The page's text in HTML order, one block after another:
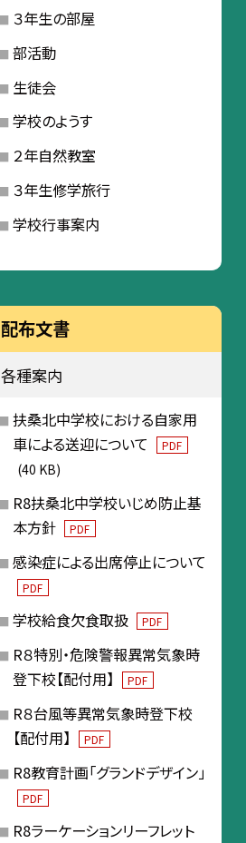
３年生の部屋
部活動
生徒会
学校のようす
２年自然教室
３年生修学旅行
学校行事案内
配布文書
各種案内
扶桑北中学校における自家用
車による送迎について
PDF
(40 KB)
R8扶桑北中学校いじめ防止基
本方針
PDF
感染症による出席停止について
PDF
学校給食欠食取扱 PDF
R８特別・危険警報異常気象時
登下校【配付用】
PDF
R８台風等異常気象時登下校
【配付用】
PDF
R8教育計画「グランドデザイン」
PDF
R8ラーケーションリーフレット